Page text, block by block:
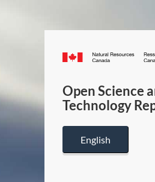
Open Science
Technology
English